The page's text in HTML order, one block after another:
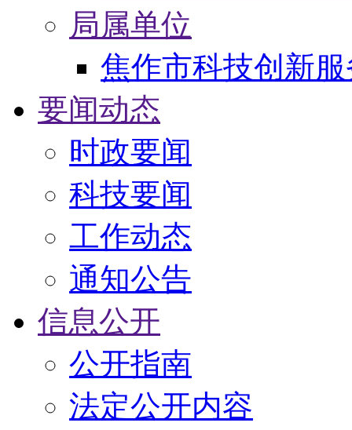
局属单位
焦作市科技创新
要闻动态
时政要闻
科技要闻
工作动态
通知公告
信息公开
公开指南
法定公开内容